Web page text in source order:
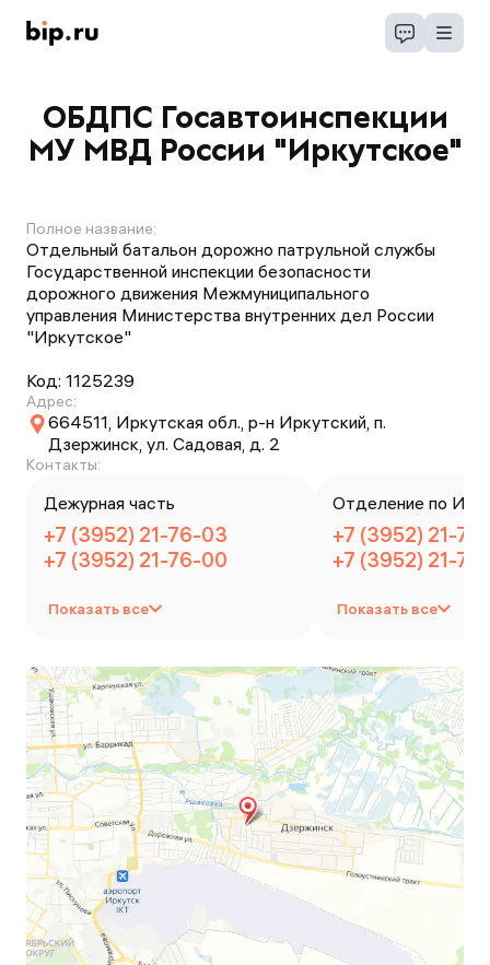
ОБДПС Госавтоинспекции
МУ МВД России "Иркутское"
Полное название:
Отдельный батальон дорожно патрульной службы
Государственной инспекции безопасности
дорожного движения Межмуниципального
управления Министерства внутренних дел России
"Иркутское"
Код: 1125239
Адрес:
664511, Иркутская обл., р-н Иркутский, п.
Дзержинск, ул. Садовая, д. 2
Контакты:
Дежурная часть
+7 (3952) 21-76-03
+7 (3952) 21-76-00
Показать все
Отделение по ИАЗ
+7 (3952) 21-
+7 (3952) 21-
Показать все